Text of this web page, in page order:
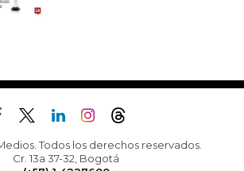
Todos los derechos reservados.
Cr. 13a 37-32, Bogotá